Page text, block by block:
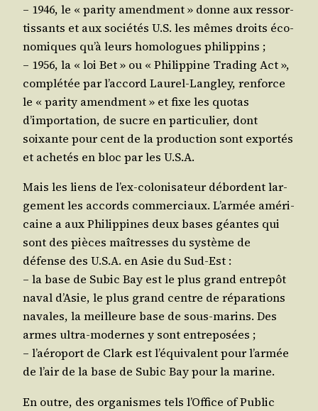
– 1946, le « pari­ty amend­ment » donne aux res­sor­
tis­sants et aux socié­tés U.S. les mêmes droits éco­
no­miques qu’à leurs homo­logues philippins ;
– 1956, la « loi Bet » ou « Phi­lip­pine Tra­ding Act »,
com­plé­tée par l’accord Lau­rel-Lan­gley, ren­force
le « pari­ty amend­ment » et fixe les quo­tas
d’importation, de sucre en par­ti­cu­lier, dont
soixante pour cent de la pro­duc­tion sont expor­tés
et ache­tés en bloc par les U.S.A.
Mais les liens de l’ex-colonisateur débordent lar­
ge­ment les accords com­mer­ciaux. L’armée amé­ri­
caine a aux Phi­lip­pines deux bases géantes qui
sont des pièces maî­tresses du sys­tème de
défense des U.S.A. en Asie du Sud-Est :
– la base de Subic Bay est le plus grand entre­pôt
naval d’Asie, le plus grand centre de répa­ra­tions
navales, la meilleure base de sous-marins. Des
armes ultra-modernes y sont entreposées ;
– l’aéroport de Clark est l’équivalent pour l’armée
de l’air de la base de Subic Bay pour la marine.
En outre, des orga­nismes tels l’Office of Public